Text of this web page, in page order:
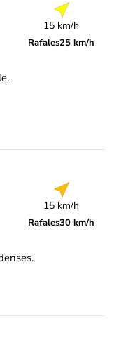
15 km/h
Rafales25 km/h
15 km/h
Rafales30 km/h